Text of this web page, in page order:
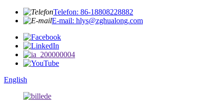
Telefon: 86-18808228882
E-mail: hlys@zghualong.com
English